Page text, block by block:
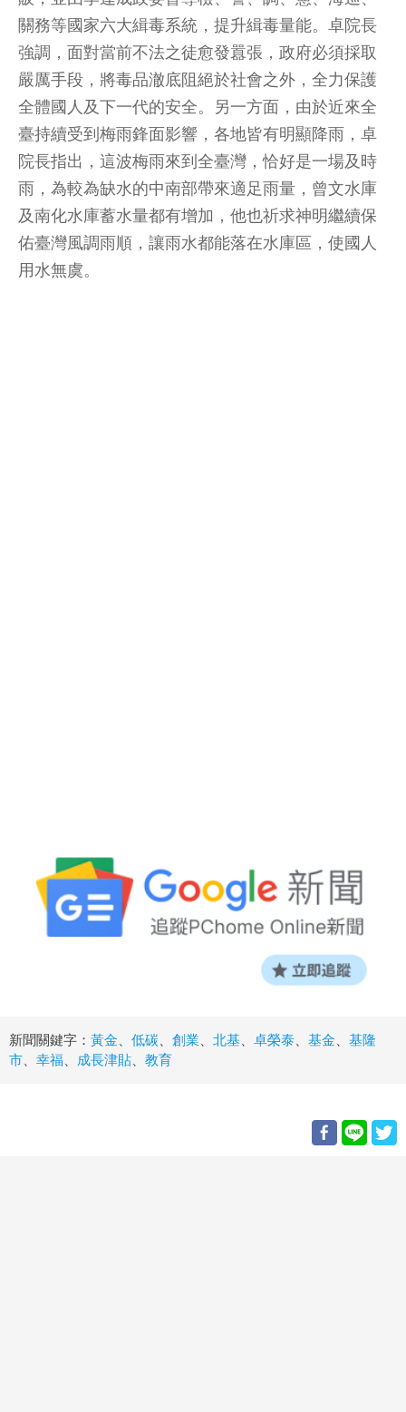
關務等國家六大緝毒系統，提升緝毒量能。卓院長
強調，面對當前不法之徒愈發囂張，政府必須採取
嚴厲手段，將毒品澈底阻絕於社會之外，全力保護
全體國人及下一代的安全。另一方面，由於近來全
臺持續受到梅雨鋒面影響，各地皆有明顯降雨，卓
院長指出，這波梅雨來到全臺灣，恰好是一場及時
雨，為較為缺水的中南部帶來適足雨量，曾文水庫
及南化水庫蓄水量都有增加，他也祈求神明繼續保
佑臺灣風調雨順，讓雨水都能落在水庫區，使國人
用水無虞。
新聞關鍵字： 黃金 低碳 創業 北基 卓榮泰 基金
基隆
市
幸福 成長津貼 教育